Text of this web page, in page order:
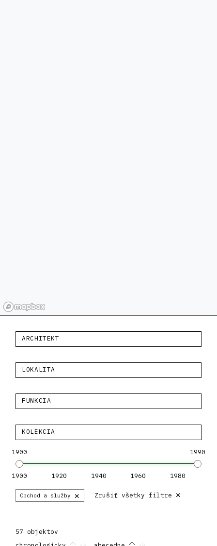
ARCHITEKT
LOKALITA
FUNKCIA
KOLEKCIA
1900 1990
1900 1920 1940 1960 1980
Obchod a služby × Zrušiť všetky filtre ×
57 objektov